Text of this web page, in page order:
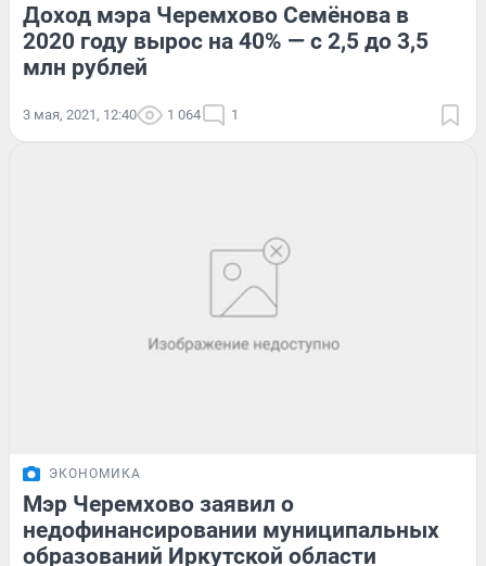
Доход мэра Черемхово Семёнова в
2020 году вырос на 40% — с 2,5 до 3,5
млн рублей
3 мая, 2021, 12:40 1 064 1
ЭКОНОМИКА
Мэр Черемхово заявил о
недофинансировании муниципальных
образований Иркутской области